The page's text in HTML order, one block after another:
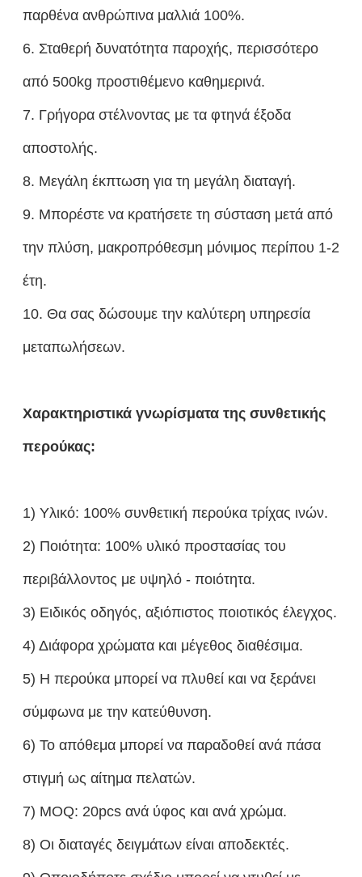
παρθένα ανθρώπινα μαλλιά 100%.
6. Σταθερή δυνατότητα παροχής, περισσότερο
από 500kg προστιθέμενο καθημερινά.
7. Γρήγορα στέλνοντας με τα φτηνά έξοδα
αποστολής.
8. Μεγάλη έκπτωση για τη μεγάλη διαταγή.
9. Μπορέστε να κρατήσετε τη σύσταση μετά από
την πλύση, μακροπρόθεσμη μόνιμος περίπου 1-2
έτη.
10. Θα σας δώσουμε την καλύτερη υπηρεσία
μεταπωλήσεων.
Χαρακτηριστικά γνωρίσματα της συνθετικής
περούκας:
1) Υλικό: 100% συνθετική περούκα τρίχας ινών.
2) Ποιότητα: 100% υλικό προστασίας του
περιβάλλοντος με υψηλό - ποιότητα.
3) Ειδικός οδηγός, αξιόπιστος ποιοτικός έλεγχος.
4) Διάφορα χρώματα και μέγεθος διαθέσιμα.
5) Η περούκα μπορεί να πλυθεί και να ξεράνει
σύμφωνα με την κατεύθυνση.
6) Το απόθεμα μπορεί να παραδοθεί ανά πάσα
στιγμή ως αίτημα πελατών.
7) MOQ: 20pcs ανά ύφος και ανά χρώμα.
8) Οι διαταγές δειγμάτων είναι αποδεκτές.